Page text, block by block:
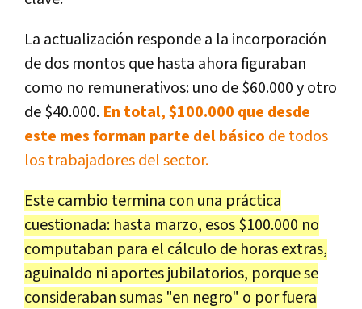
La actualización responde a la incorporación
de dos montos que hasta ahora figuraban
como no remunerativos: uno de $60.000 y otro
de $40.000. En total, $100.000 que desde
este mes forman parte del básico de todos
los trabajadores del sector.
Este cambio termina con una práctica
cuestionada: hasta marzo, esos $100.000 no
computaban para el cálculo de horas extras,
aguinaldo ni aportes jubilatorios, porque se
consideraban sumas "en negro" o por fuera